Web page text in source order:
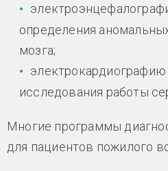
определения
мозга;
исследования работы
Многие программы
для пациентов пожилого